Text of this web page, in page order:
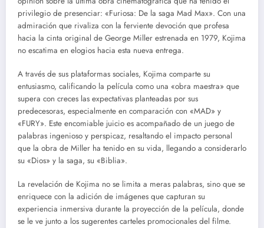
privilegio de presenciar: «Furiosa: De la saga Mad Max». Con una
admiración que rivaliza con la ferviente devoción que profesa
hacia la cinta original de George Miller estrenada en 1979, Kojima
no escatima en elogios hacia esta nueva entrega.
A través de sus plataformas sociales, Kojima comparte su
entusiasmo, calificando la película como una «obra maestra» que
supera con creces las expectativas planteadas por sus
predecesoras, especialmente en comparación con «MAD» y
«FURY». Este encomiable juicio es acompañado de un juego de
palabras ingenioso y perspicaz, resaltando el impacto personal
que la obra de Miller ha tenido en su vida, llegando a considerarlo
su «Dios» y la saga, su «Biblia».
La revelación de Kojima no se limita a meras palabras, sino que se
enriquece con la adición de imágenes que capturan su
experiencia inmersiva durante la proyección de la película, donde
se le ve junto a los sugerentes carteles promocionales del filme.